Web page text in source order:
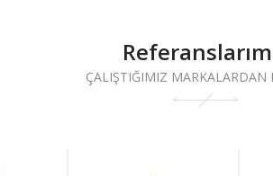
ÇALIŞTIĞIMIZ MARKALARDAN